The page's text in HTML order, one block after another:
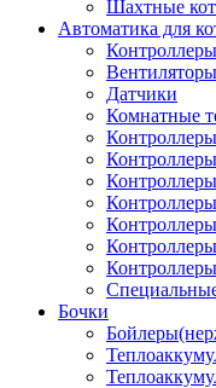
Шахтные
Автоматика для
Вентиляторы
Датчики
Комнатные
Бочки